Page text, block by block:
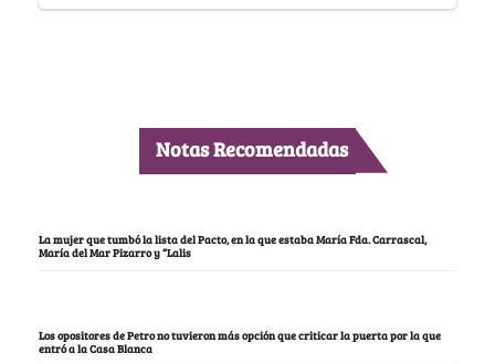
Notas Recomendadas
La mujer que tumbó la lista del Pacto, en la que estaba María Fda. Carrascal,
María del Mar Pizarro y “Lalis
Los opositores de Petro no tuvieron más opción que criticar la puerta por la que
entró a la Casa Blanca